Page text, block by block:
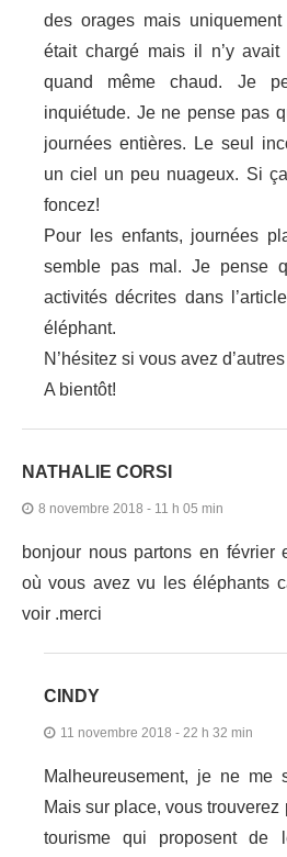
des orages mais
était chargé mais il n’y
quand même chaud. Je
inquiétude. Je ne pense pas
journées entières. Le seul
un ciel un peu nuageux. Si
foncez!
Pour les enfants, journées
semble pas mal. Je pense
activités décrites dans
éléphant.
N’hésitez si vous avez
A bientôt!
NATHALIE CORSI
8 novembre 2018 - 11 h 05 min
bonjour nous partons en février
où vous avez vu les éléphants
voir .merci
CINDY
11 novembre 2018 - 22 h 32 min
Malheureusement, je ne me
Mais sur place, vous
tourisme qui proposent de